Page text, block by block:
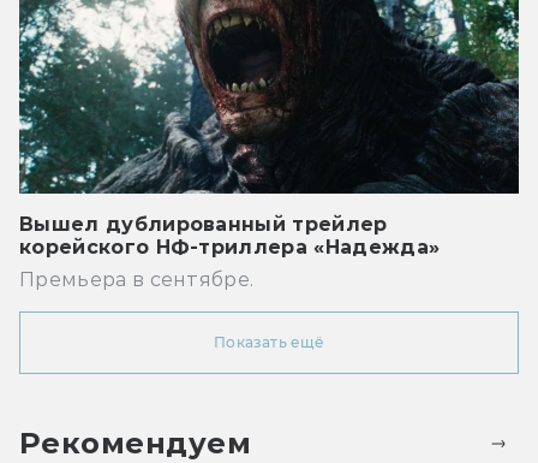
Вышел дублированный трейлер
корейского НФ-триллера «Надежда»
Премьера в сентябре.
Показать ещё
Рекомендуем